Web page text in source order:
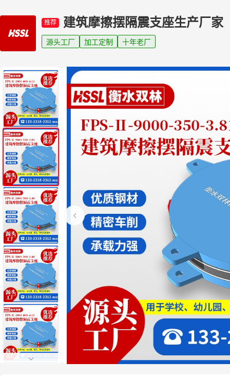
推荐 建筑摩擦摆隔震支座生产厂家
源头工厂 加工定制 十年老厂